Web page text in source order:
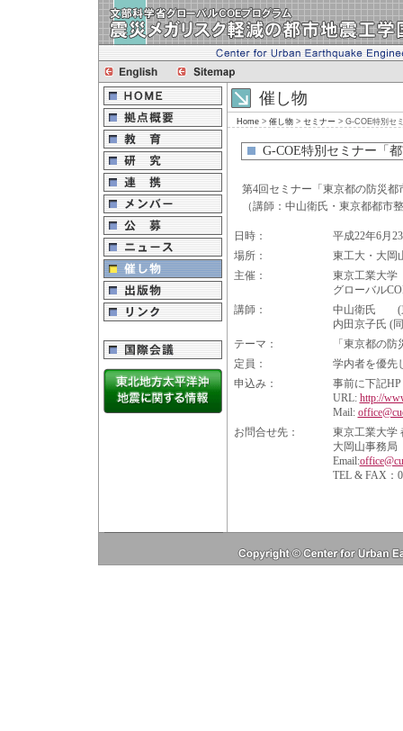
催し物
Home > 催し物 > セミナー > G-COE特別セ
G-COE特別セミナー「
第4回セミナー「東京都の防災都
（講師：中山衛氏・東京都都市
日時：
平成22年6月
場所：
東工大・大岡
主催：
東京工業大学
グローバル
講師：
中山衛氏 (東
内田京子氏 (
テーマ：
「東京都の
定員：
学内者を優先
申込み：
事前に下記
URL: http://
Mail:
お問合せ先：
東京工業大学
大岡山事務局
Email:
TEL & FAX：